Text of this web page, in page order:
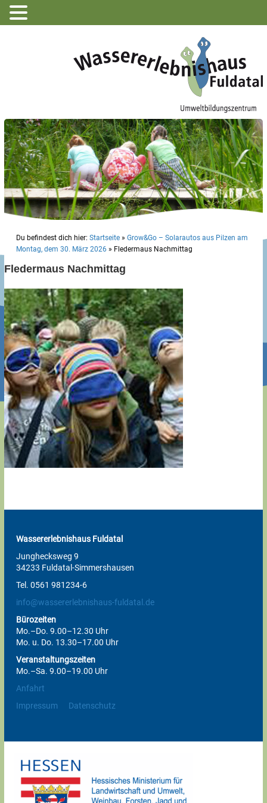
Du befindest dich hier: Startseite » Grow&Go – Solarautos aus Pilzen am
Montag, dem 30. März 2026 » Fledermaus Nachmittag
Fledermaus Nachmittag
Wassererlebnishaus Fuldatal
Junghecksweg 9
34233 Fuldatal-Simmershausen
Tel. 0561 981234-6
info@wassererlebnishaus-fuldatal.de
Bürozeiten
Mo.–Do. 9.00–12.30 Uhr
Mo. u. Do. 13.30–17.00 Uhr
Veranstaltungszeiten
Mo.–Sa. 9.00–19.00 Uhr
Anfahrt
Impressum
Datenschutz